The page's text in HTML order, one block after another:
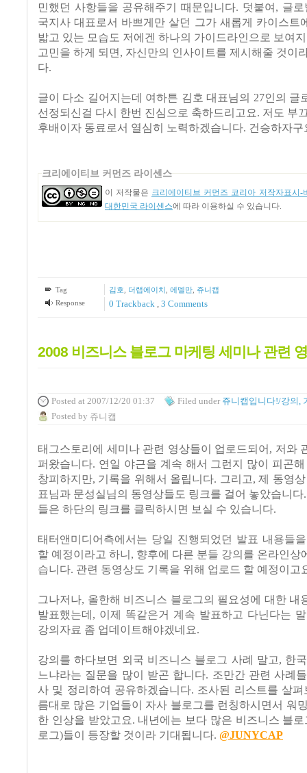
민했던 사항들을 공유해주기 때문입니다. 덧붙여, 글
국지사 대표로서 바쁘게만 살던 그가 새롭게 카이스트
밟고 있는 모습도 저에겐 하나의 가이드라인으로 보여
고민을 하게 되면, 자신만의 인사이트를 제시해줄 것이
다.
글이 다소 길어지는데 여하튼 김호 대표님의 27인의 글
선정되신걸 다시 한번 진심으로 축하드리고요. 저도 부
후배이자 동료로서 열심히 노력하겠습니다. 건승하자구
크리에이티브 커먼즈 라이센스
이 저작물은 크리에이티브 커먼즈 코리아 저작자표시-
대한민국 라이센스에 따라 이용하실 수 있습니다.
Tag 김호 더랩에이치 에델만, 쥬니캡
Response
0 Trackback , 3 Comments
2008 비즈니스 블로그 마케팅 세미나 관련
Posted at 2007/12/20 01:37 Filed under 쥬니캡입니다!/강의,
Posted by 쥬니캡
태그스토리에 세미나 관련 영상들이 업로드되어, 저와
퍼왔습니다. 연일 야근을 계속 해서 그런지 많이 피곤
창피하지만, 기록을 위해서 올립니다. 그리고, 제 동영
표님과 문성실님의 동영상들도 링크를 걸어 놓았습니다
들은 하단의 링크를 클릭하시면 보실 수 있습니다.
태터앤미디어측에서는 당일 진행되었던 발표 내용들
할 예정이라고 하니, 향후에 다른 분들 강의를 온라인상
습니다. 관련 동영상도 기록을 위해 업로드 할 예정이고
그나저나, 올한해 비즈니스 블로그의 필요성에 대한 내
발표했는데, 이제 똑같은거 계속 발표하고 다닌다는
강의자료 좀 업데이트해야겠네요.
강의를 하다보면 외국 비즈니스 블로그 사례 말고, 한
느냐라는 질문을 많이 받곤 합니다. 조만간 관련 사례
사 및 정리하여 공유하겠습니다. 조사된 리스트를 살
름대로 많은 기업들이 자사 블로그를 런칭하시면서 워
한 인상을 받았고요. 내년에는 보다 많은 비즈니스 블
로그)들이 등장할 것이라 기대됩니다. @JUNYCAP